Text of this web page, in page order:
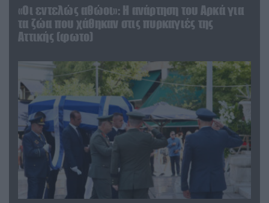
«Οι εντελώς αθώοι»: Η ανάρτηση του Αρκά για
τα ζώα που χάθηκαν στις πυρκαγιές της
Αττικής (φωτο)